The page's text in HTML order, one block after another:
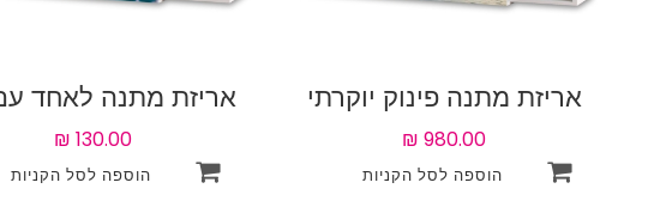
אריזת מתנה פינוק יוקרתי
אטרקציות לבחירה